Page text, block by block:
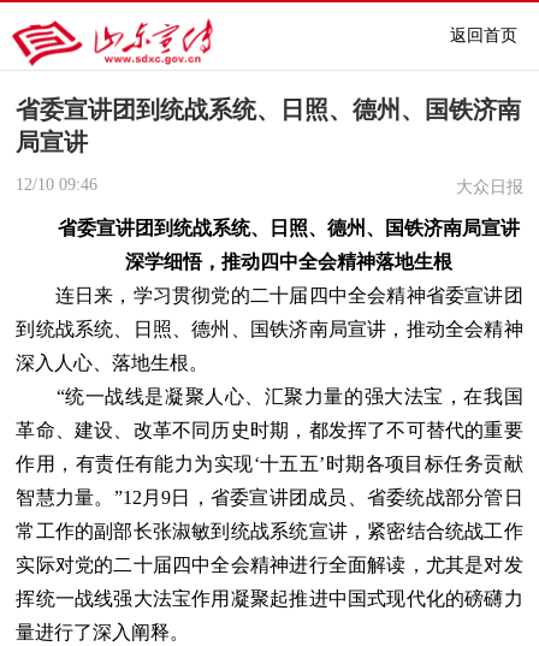
返回首页
省委宣讲团到统战系统、日照、德州、国铁济南
局宣讲
12/10 09:46 大众日报
省委宣讲团到统战系统、日照、德州、国铁济南局宣讲
深学细悟，推动四中全会精神落地生根
连日来，学习贯彻党的二十届四中全会精神省委宣讲团
到统战系统、日照、德州、国铁济南局宣讲，推动全会精神
深入人心、落地生根。
“统一战线是凝聚人心、汇聚力量的强大法宝，在我国
革命、建设、改革不同历史时期，都发挥了不可替代的重要
作用，有责任有能力为实现‘十五五’时期各项目标任务贡献
智慧力量。”12月9日，省委宣讲团成员、省委统战部分管日
常工作的副部长张淑敏到统战系统宣讲，紧密结合统战工作
实际对党的二十届四中全会精神进行全面解读，尤其是对发
挥统一战线强大法宝作用凝聚起推进中国式现代化的磅礴力
量进行了深入阐释。